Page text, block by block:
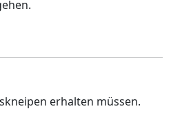
erhalten müssen.